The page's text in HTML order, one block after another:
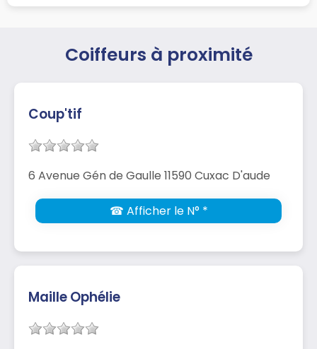
Coiffeurs à proximité
Coup'tif
6 Avenue Gén de Gaulle 11590 Cuxac D'aude
☎ Afficher le N° *
Maille Ophélie